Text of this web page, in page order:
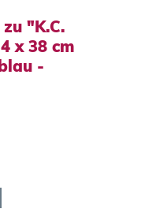
"K.C.
x 38 cm
-